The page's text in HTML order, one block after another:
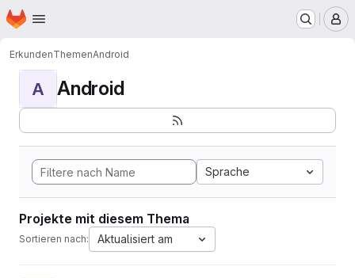
Zum Hauptinhalt springen
Startseite
ErkundenThemenAndroid
A Android
Sprache
Projekte mit diesem Thema
Sortieren nach: Aktualisiert am